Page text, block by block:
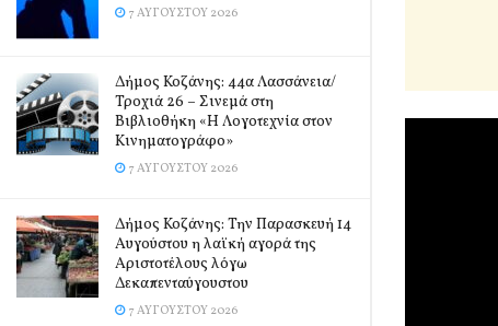
7 ΑΥΓΟΎΣΤΟΥ 2026
Δήμος Κοζάνης: 44α Λασσάνεια/
Τροχιά 26 – Σινεμά στη
Βιβλιοθήκη «Η Λογοτεχνία στον
Κινηματογράφο»
7 ΑΥΓΟΎΣΤΟΥ 2026
Δήμος Κοζάνης: Την Παρασκευή 14
Αυγούστου η λαϊκή αγορά της
Αριστοτέλους λόγω
Δεκαπενταύγουστου
7 ΑΥΓΟΎΣΤΟΥ 2026